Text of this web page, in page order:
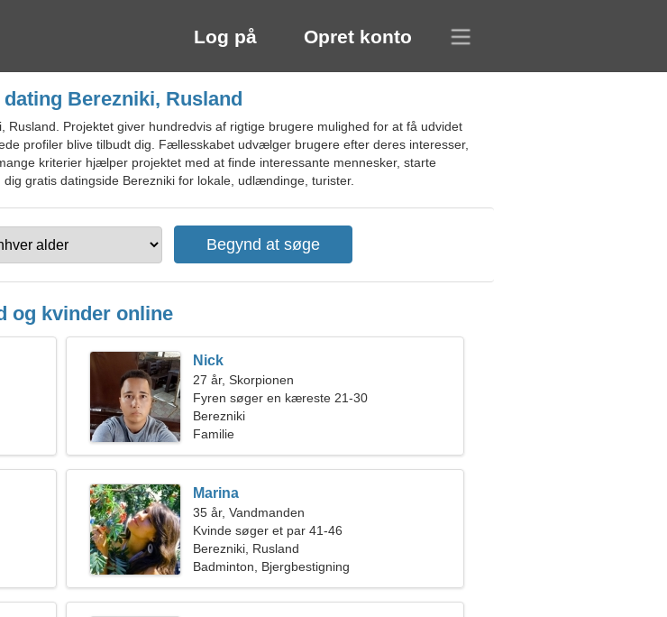
Log på Opret konto
Berezniki, Rusland
Projektet giver hundredvis af rigtige brugere mulighed for at få udvidet
profiler blive tilbudt dig. Fællesskabet udvælger brugere efter deres interesser,
kriterier hjælper projektet med at finde interessante mennesker, starte
gratis datingside Berezniki for lokale, udlændinge, turister.
og kvinder online
Nick
27 år, Skorpionen
Fyren søger en kæreste 21-30
Berezniki
Familie
Marina
35 år, Vandmanden
Kvinde søger et par 41-46
Berezniki, Rusland
Badminton, Bjergbestigning